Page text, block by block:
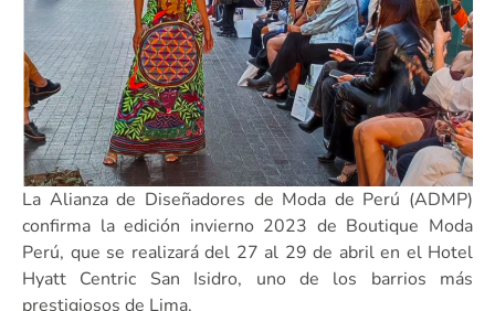
La Alianza de Diseñadores de Moda de Perú (ADMP)
confirma la edición invierno 2023 de Boutique Moda
Perú, que se realizará del 27 al 29 de abril en el Hotel
Hyatt Centric San Isidro, uno de los barrios más
prestigiosos de Lima.